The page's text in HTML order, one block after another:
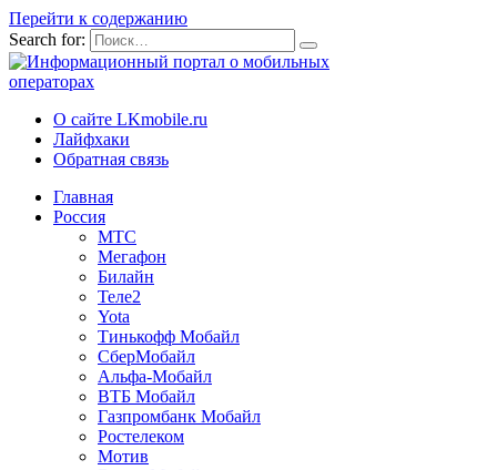
Перейти к содержанию
Search for:
О сайте LKmobile.ru
Лайфхаки
Обратная связь
Главная
Россия
МТС
Мегафон
Билайн
Теле2
Yota
Тинькофф Мобайл
СберМобайл
Альфа-Мобайл
ВТБ Мобайл
Газпромбанк Мобайл
Ростелеком
Мотив